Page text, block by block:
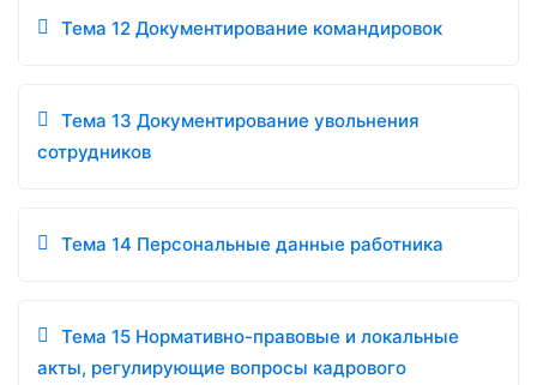
Тема 12 Документирование командировок
Тема 13 Документирование увольнения
сотрудников
Тема 14 Персональные данные работника
Тема 15 Нормативно-правовые и локальные
акты, регулирующие вопросы кадрового